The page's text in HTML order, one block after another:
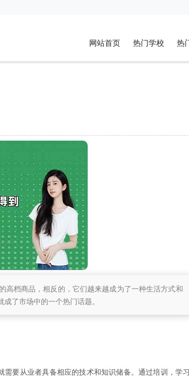
网站首页 热门学校 热
高档商品，相反的，它们越来越成为了一种生活方式和
了市场中的一个热门话题。
要从业者具备相应的技术和知识储备。通过培训，学